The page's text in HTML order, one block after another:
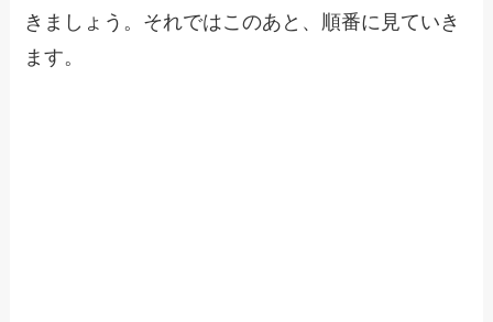
きましょう。それではこのあと、順番に見ていき
ます。